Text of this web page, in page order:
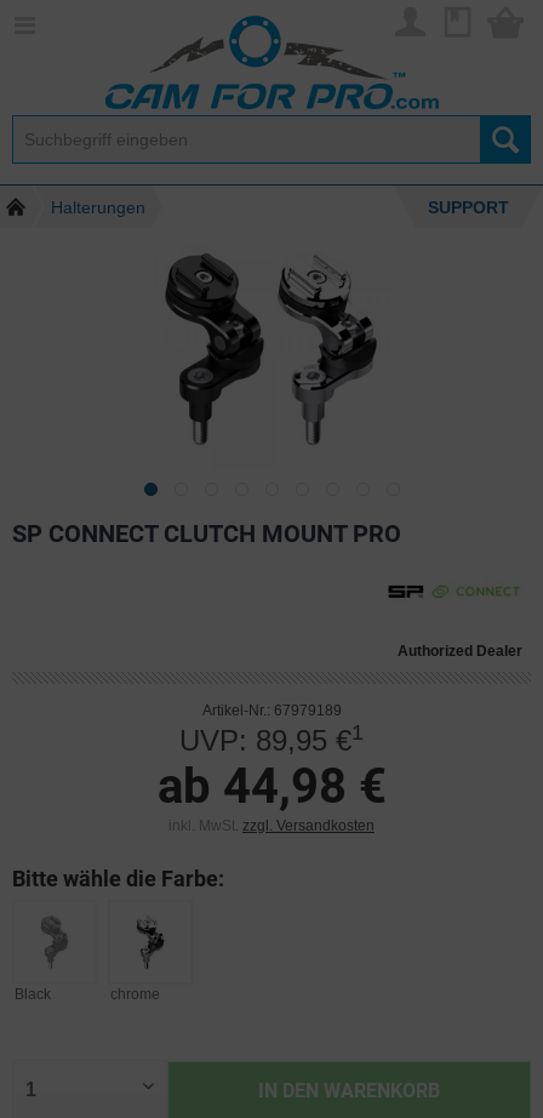
Halterungen SUPPORT
SP CONNECT CLUTCH MOUNT PRO
Authorized Dealer
Artikel-Nr.: 67979189
UVP: 89,95 €1
ab 44,98 €
inkl. MwSt. zzgl. Versandkosten
Bitte wähle die Farbe:
Black chrome
IN DEN WARENKORB